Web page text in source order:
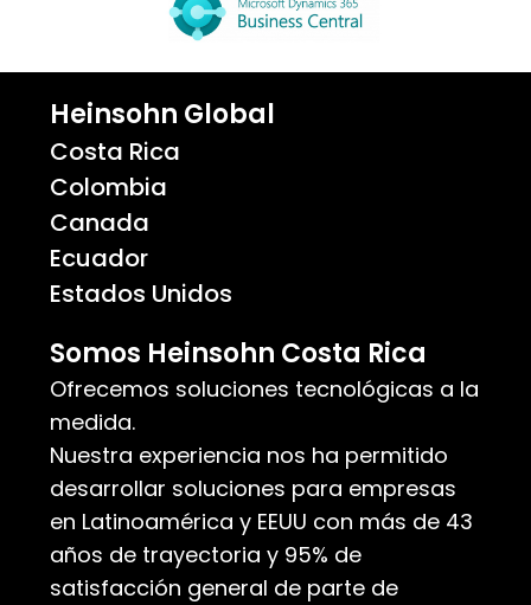
Heinsohn Global
Costa Rica
Colombia
Canada
Ecuador
Estados Unidos
Somos Heinsohn Costa Rica
Ofrecemos soluciones tecnológicas a la
medida.
Nuestra experiencia nos ha permitido
desarrollar soluciones para empresas
en Latinoamérica y EEUU con más de 43
años de trayectoria y 95% de
satisfacción general de parte de